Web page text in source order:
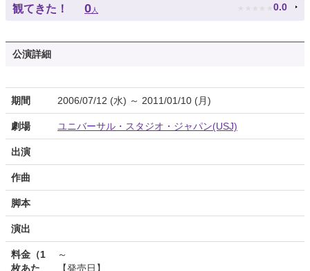
観てきた！ 0人 ★ ★ ★ ★ ★ 0.0
公演詳細
期間 2006/07/12 (水) ～ 2011/01/10 (月)
劇場 ユニバーサル・スタジオ・ジャパン(USJ)
出演
作曲
脚本
演出
料金（1
枚あた
～
【発売日】